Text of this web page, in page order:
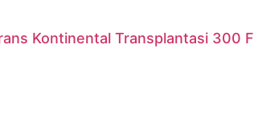
Kontinental Transplantasi 300